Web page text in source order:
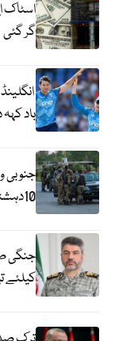
اسٹاک
گر گئی
باد کہہ
جنوبی
10دہشتگرد ہلاک
جنگی
کیلئے